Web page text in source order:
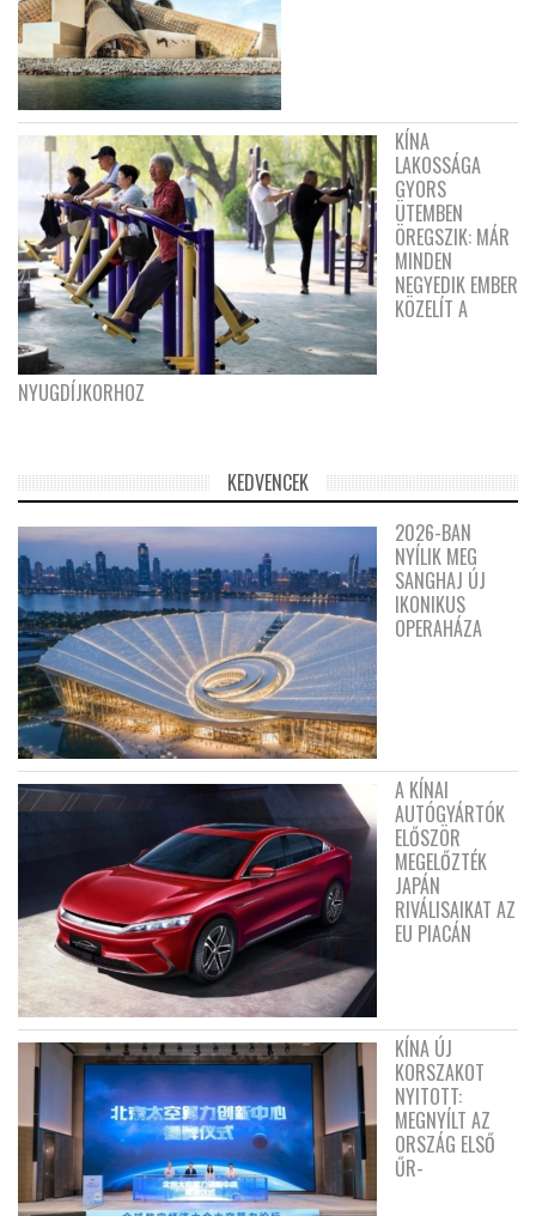
KÍNA
LAKOSSÁGA
GYORS
ÜTEMBEN
ÖREGSZIK: MÁR
MINDEN
NEGYEDIK EMBER
KÖZELÍT A
NYUGDÍJKORHOZ
KEDVENCEK
2026-BAN
NYÍLIK MEG
SANGHAJ ÚJ
IKONIKUS
OPERAHÁZA
A KÍNAI
AUTÓGYÁRTÓK
ELŐSZÖR
MEGELŐZTÉK
JAPÁN
RIVÁLISAIKAT AZ
EU PIACÁN
KÍNA ÚJ
KORSZAKOT
NYITOTT:
MEGNYÍLT AZ
ORSZÁG ELSŐ
ŰR-